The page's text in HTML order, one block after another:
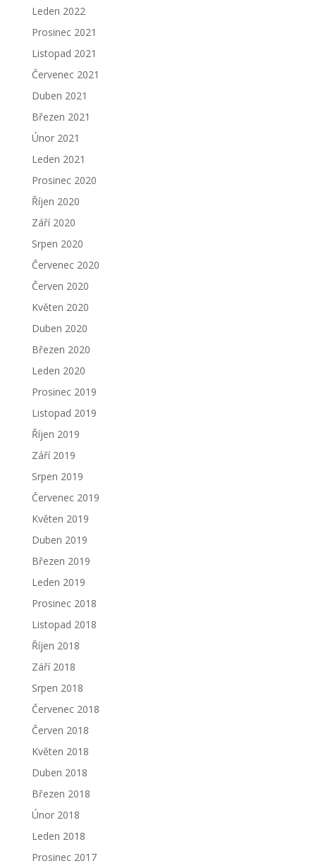
Leden 2022
Prosinec 2021
Listopad 2021
Červenec 2021
Duben 2021
Březen 2021
Únor 2021
Leden 2021
Prosinec 2020
Říjen 2020
Září 2020
Srpen 2020
Červenec 2020
Červen 2020
Květen 2020
Duben 2020
Březen 2020
Leden 2020
Prosinec 2019
Listopad 2019
Říjen 2019
Září 2019
Srpen 2019
Červenec 2019
Květen 2019
Duben 2019
Březen 2019
Leden 2019
Prosinec 2018
Listopad 2018
Říjen 2018
Září 2018
Srpen 2018
Červenec 2018
Červen 2018
Květen 2018
Duben 2018
Březen 2018
Únor 2018
Leden 2018
Prosinec 2017